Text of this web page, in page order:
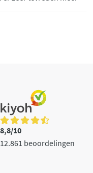
8,8/10
12.861 beoordelingen